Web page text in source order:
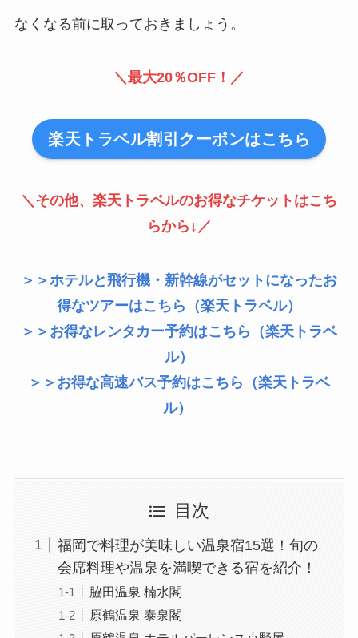
なくなる前に取っておきましょう。
＼最大20％OFF！／
楽天トラベル割引クーポンはこちら
＼その他、楽天トラベルのお得なチケットはこち
らから↓／
＞＞ホテルと飛行機・新幹線がセットになったお
得なツアーはこちら（楽天トラベル）
＞＞お得なレンタカー予約はこちら（楽天トラベ
ル）
＞＞お得な高速バス予約はこちら（楽天トラベ
ル）
目次
福岡で料理が美味しい温泉宿15選！旬の
会席料理や温泉を満喫できる宿を紹介！
脇田温泉 楠水閣
原鶴温泉 泰泉閣